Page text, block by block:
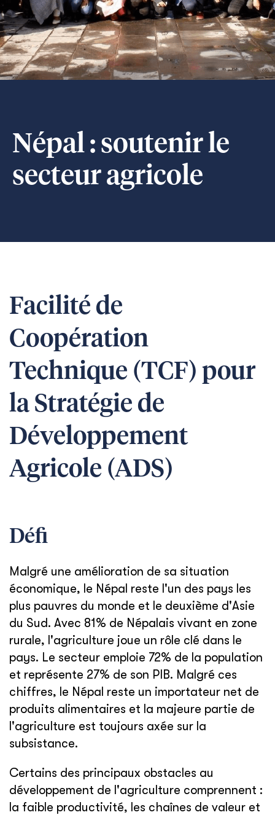
Népal : soutenir le
secteur agricole
Facilité de
Coopération
Technique (TCF) pour
la Stratégie de
Développement
Agricole (ADS)
Défi
Malgré une amélioration de sa situation
économique, le Népal reste l'un des pays les
plus pauvres du monde et le deuxième d'Asie
du Sud. Avec 81% de Népalais vivant en zone
rurale, l'agriculture joue un rôle clé dans le
pays. Le secteur emploie 72% de la population
et représente 27% de son PIB. Malgré ces
chiffres, le Népal reste un importateur net de
produits alimentaires et la majeure partie de
l'agriculture est toujours axée sur la
subsistance.
Certains des principaux obstacles au
développement de l'agriculture comprennent :
la faible productivité, les chaînes de valeur et